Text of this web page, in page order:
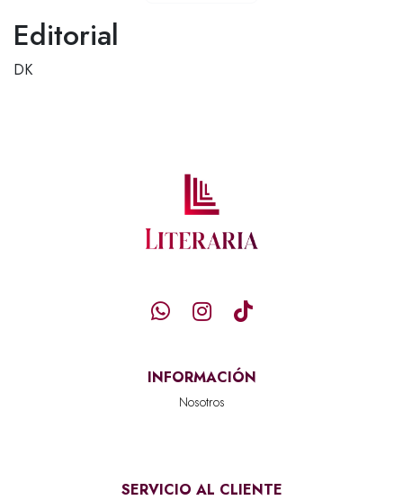
Editorial
DK
INFORMACIÓN
Nosotros
SERVICIO AL CLIENTE